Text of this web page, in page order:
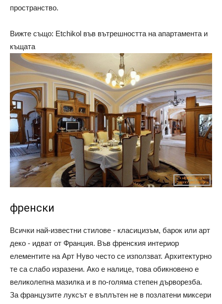
пространство.
Вижте също: Etchikol във вътрешността на апартамента и
къщата
френски
Всички най-известни стилове - класицизъм, барок или арт
деко - идват от Франция. Във френския интериор
елементите на Арт Нуво често се използват. Архитектурно
те са слабо изразени. Ако е налице, това обикновено е
великолепна мазилка и в по-голяма степен дърворезба.
За французите луксът е въплътен не в позлатени миксери